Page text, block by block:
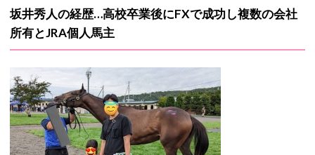
坂井秀人の経歴…高校卒業後にFXで成功し複数の会社
所有とJRA個人馬主